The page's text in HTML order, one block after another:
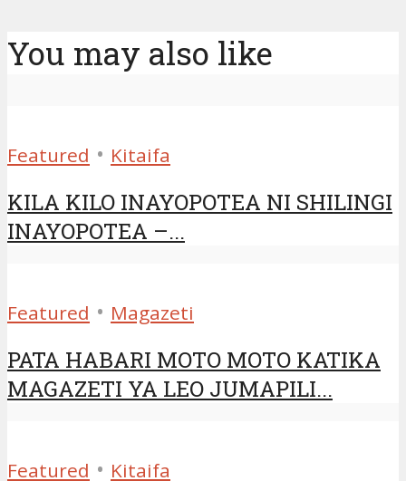
You may also like
Featured • Kitaifa
KILA KILO INAYOPOTEA NI SHILINGI
INAYOPOTEA –...
Featured • Magazeti
PATA HABARI MOTO MOTO KATIKA
MAGAZETI YA LEO JUMAPILI...
Featured • Kitaifa